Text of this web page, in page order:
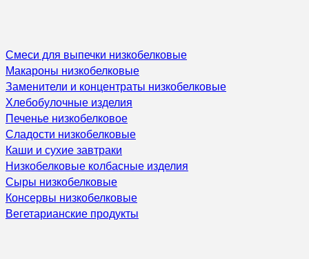
Смеси для выпечки низкобелковые
Макароны низкобелковые
Заменители и концентраты низкобелковые
Хлебобулочные изделия
Печенье низкобелковое
Сладости низкобелковые
Каши и сухие завтраки
Низкобелковые колбасные изделия
Сыры низкобелковые
Консервы низкобелковые
Вегетарианские продукты